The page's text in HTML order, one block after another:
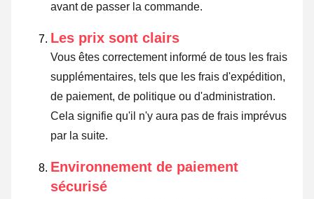
avant de passer la commande.
Les prix sont clairs
Vous êtes correctement informé de tous les frais
supplémentaires, tels que les frais d'expédition,
de paiement, de politique ou d'administration.
Cela signifie qu'il n'y aura pas de frais imprévus
par la suite.
Environnement de paiement
sécurisé